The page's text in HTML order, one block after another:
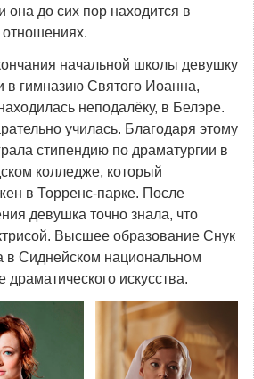
она до сих пор находится в
начальной школы девушку
в гимназию Святого Иоанна,
неподалёку, в Белэре.
училась. Благодаря этому
стипендию по драматургии в
колледже, который
в Торренс-парке. После
девушка точно знала, что
Высшее образование Снук
в Сиднейском национальном
драматического искусства.